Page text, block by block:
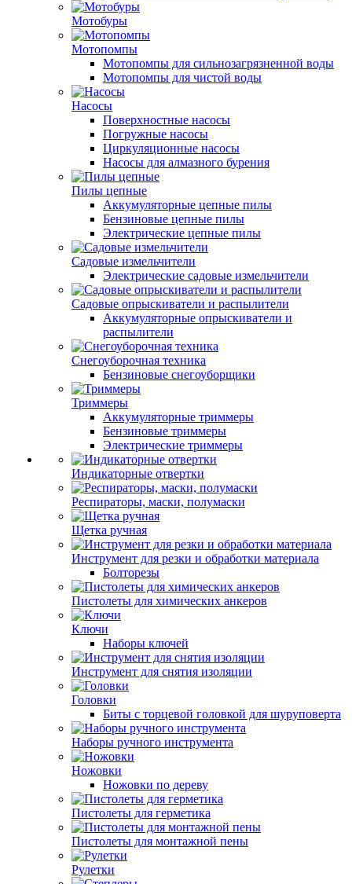
Мотобуры
Мотопомпы
Мотопомпы для сильнозагрязненной воды
Мотопомпы для чистой воды
Насосы
Поверхностные насосы
Погружные насосы
Циркуляционные насосы
Насосы для алмазного бурения
Пилы цепные
Аккумуляторные цепные пилы
Бензиновые цепные пилы
Электрические цепные пилы
Садовые измельчители
Электрические садовые измельчители
Садовые опрыскиватели и распылители
Аккумуляторные опрыскиватели и
распылители
Снегоуборочная техника
Бензиновые снегоуборщики
Триммеры
Аккумуляторные триммеры
Бензиновые триммеры
Электрические триммеры
Индикаторные отвертки
Респираторы, маски, полумаски
Щетка ручная
Инструмент для резки и обработки материала
Болторезы
Пистолеты для химических анкеров
Ключи
Наборы ключей
Инструмент для снятия изоляции
Головки
Биты с торцевой головкой для шуруповерта
Наборы ручного инструмента
Ножовки
Ножовки по дереву
Пистолеты для герметика
Пистолеты для монтажной пены
Рулетки